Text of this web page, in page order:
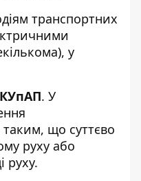
транспортних
у
КУпАП. У
таким, що суттєво
руху або
руху.